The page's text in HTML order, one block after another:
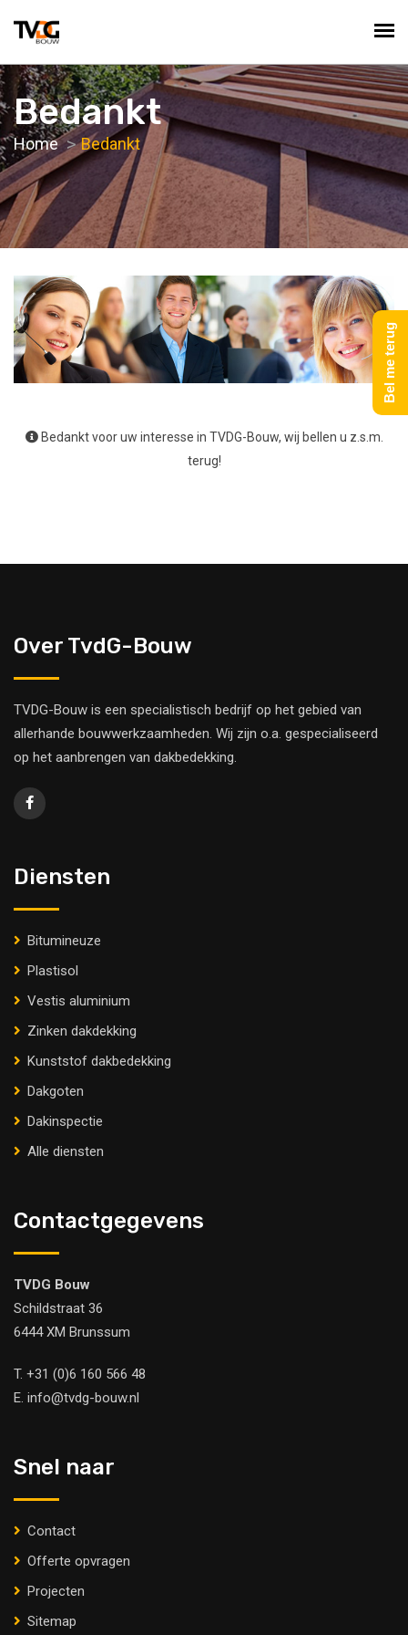
Bedankt
Home Bedankt
Bedankt voor uw interesse in TVDG-Bouw, wij bellen u z.s.m.
terug!
Over TvdG-Bouw
TVDG-Bouw is een specialistisch bedrijf op het gebied van
allerhande bouwwerkzaamheden. Wij zijn o.a. gespecialiseerd
op het aanbrengen van dakbedekking.
Diensten
Bitumineuze
Plastisol
Vestis aluminium
Zinken dakdekking
Kunststof dakbedekking
Dakgoten
Dakinspectie
Alle diensten
Contactgegevens
TVDG Bouw
Schildstraat 36
6444 XM Brunssum
T. +31 (0)6 160 566 48
E. info@tvdg-bouw.nl
Snel naar
Contact
Offerte opvragen
Projecten
Sitemap
Bel me terug